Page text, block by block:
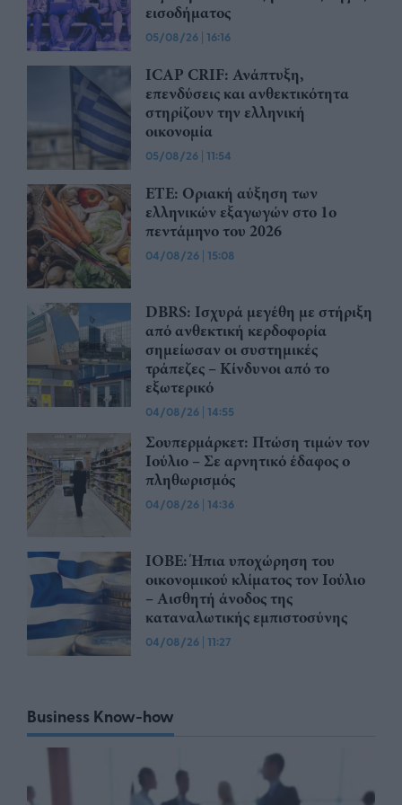
εισοδήματος
05/08/26 | 16:16
ICAP CRIF: Ανάπτυξη,
επενδύσεις και ανθεκτικότητα
στηρίζουν την ελληνική
οικονομία
05/08/26 | 11:54
ΕΤΕ: Οριακή αύξηση των
ελληνικών εξαγωγών στο 1ο
πεντάμηνο του 2026
04/08/26 | 15:08
DBRS: Ισχυρά μεγέθη με στήριξη
από ανθεκτική κερδοφορία
σημείωσαν οι συστημικές
τράπεζες – Kίνδυνοι από το
εξωτερικό
04/08/26 | 14:55
Σουπερμάρκετ: Πτώση τιμών τον
Ιούλιο – Σε αρνητικό έδαφος ο
πληθωρισμός
04/08/26 | 14:36
ΙΟΒΕ: Ήπια υποχώρηση του
οικονομικού κλίματος τον Ιούλιο
– Αισθητή άνοδος της
καταναλωτικής εμπιστοσύνης
04/08/26 | 11:27
Business Know-how